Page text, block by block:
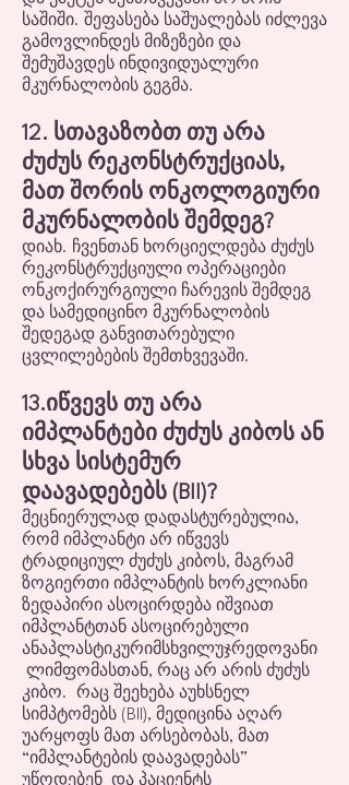
საშიში. შეფასება საშუალებას იძლევა
გამოვლინდეს მიზეზები და
შემუშავდეს ინდივიდუალური
მკურნალობის გეგმა.
12. სთავაზობთ თუ არა
ძუძუს რეკონსტრუქციას,
მათ შორის ონკოლოგიური
მკურნალობის შემდეგ?
დიახ. ჩვენთან ხორციელდება ძუძუს
რეკონსტრუქციული ოპერაციები
ონკოქირურგიული ჩარევის შემდეგ
და სამედიცინო მკურნალობის
შედეგად განვითარებული
ცვლილებების შემთხვევაში.
13.იწვევს თუ არა
იმპლანტები ძუძუს კიბოს ან
სხვა სისტემურ
დაავადებებს (BII)?
მეცნიერულად დადასტურებულია,
რომ იმპლანტი არ იწვევს
ტრადიციულ ძუძუს კიბოს, მაგრამ
ზოგიერთი იმპლანტის ხორკლიანი
ზედაპირი ასოცირდება იშვიათ
იმპლანტთან ასოცირებული
ანაპლასტიკურიმსხვილუჯრედოვანი
ლიმფომასთან, რაც არ არის ძუძუს
კიბო. რაც შეეხება აუხსნელ
სიმპტომებს (BII), მედიცინა აღარ
უარყოფს მათ არსებობას, მათ
“იმპლანტების დაავადებას”
უწოდებენ და პაციენტს